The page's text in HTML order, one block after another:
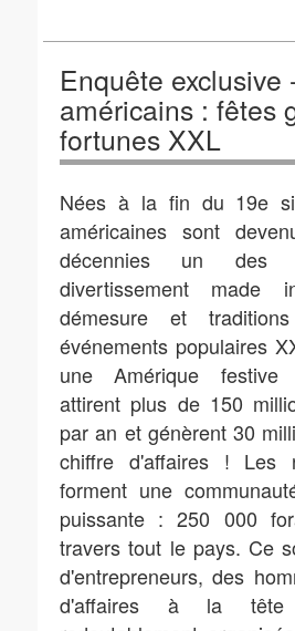
Enquête exclusive
américains : fêtes
fortunes XXL
Nées à la fin du 19e
américaines sont
décennies un des
divertissement made
démesure et
événements populaires
une Amérique festive
attirent plus de 150
par an et génèrent 30
chiffre d'affaires ! Les
forment une
puissante : 250 000
travers tout le pays. Ce
d'entrepreneurs, des
d'affaires à la tête